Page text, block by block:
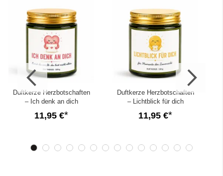
Duftkerze Herzbotschaften
– Ich denk an dich
11,95 €
Duftkerze Herzbotschaften
– Lichtblick für dich
11,95 €